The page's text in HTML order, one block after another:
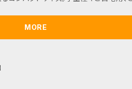
入れ/取り扱い注意事項 到着後は
やすことで、さらに美味しさが増します
この機会に、贅沢な味わいの姫まくら【小
MORE